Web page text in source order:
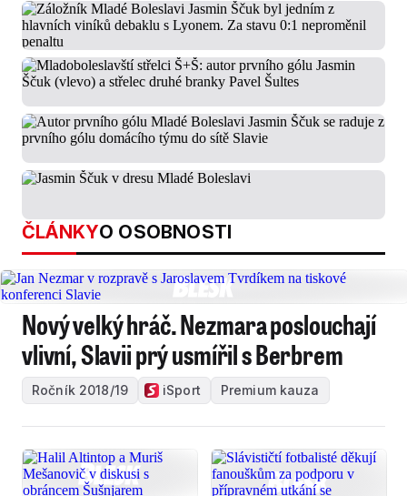
ČLÁNKYO OSOBNOSTI
Nový velký hráč. Nezmara poslouchají
vlivní, Slavii prý usmířil s Berbrem
Ročník 2018/19 iSport Premium kauza